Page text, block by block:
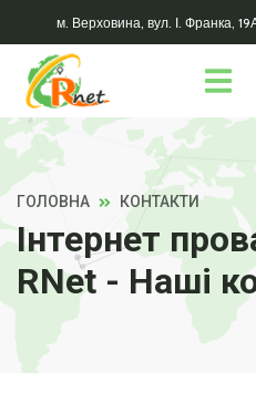
м. Верховина, вул. І. Франка,
ГОЛОВНА КОНТАКТИ
Інтернет
RNet - Наші